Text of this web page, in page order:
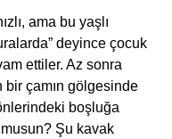
ama bu yaşlı
deyince çocuk
ettiler. Az sonra
bir çamın gölgesinde
boşluğa
musun? Şu kavak